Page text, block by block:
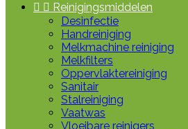
  Reinigingsmiddelen
Desinfectie
Handreiniging
Melkmachine reiniging
Melkfilters
Oppervlaktereiniging
Sanitair
Stalreiniging
Vaatwas
Vloeibare reinigers